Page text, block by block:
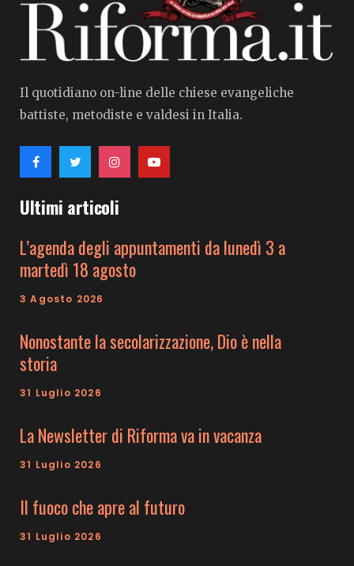
Il quotidiano on-line delle chiese evangeliche
battiste, metodiste e valdesi in Italia.
Ultimi articoli
L’agenda degli appuntamenti da lunedì 3 a
martedì 18 agosto
3 Agosto 2026
Nonostante la secolarizzazione, Dio è nella
storia
31 Luglio 2026
La Newsletter di Riforma va in vacanza
31 Luglio 2026
Il fuoco che apre al futuro
31 Luglio 2026